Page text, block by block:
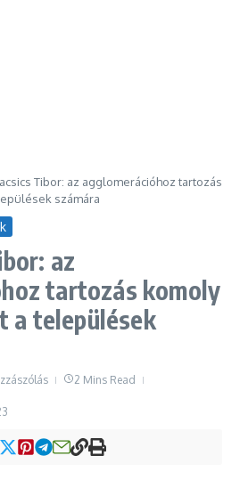
Tibor: az agglomerációhoz tartozás
számára
az
tartozás komoly
a települések
2 Mins Read